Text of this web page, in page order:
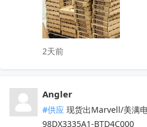
2天前
Angler
#供应 现货出Marvell/美满
98DX3335A1-BTD4C000